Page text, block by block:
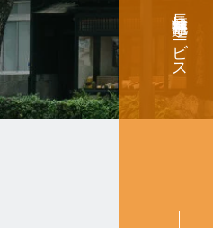
長崎無料配達サービス